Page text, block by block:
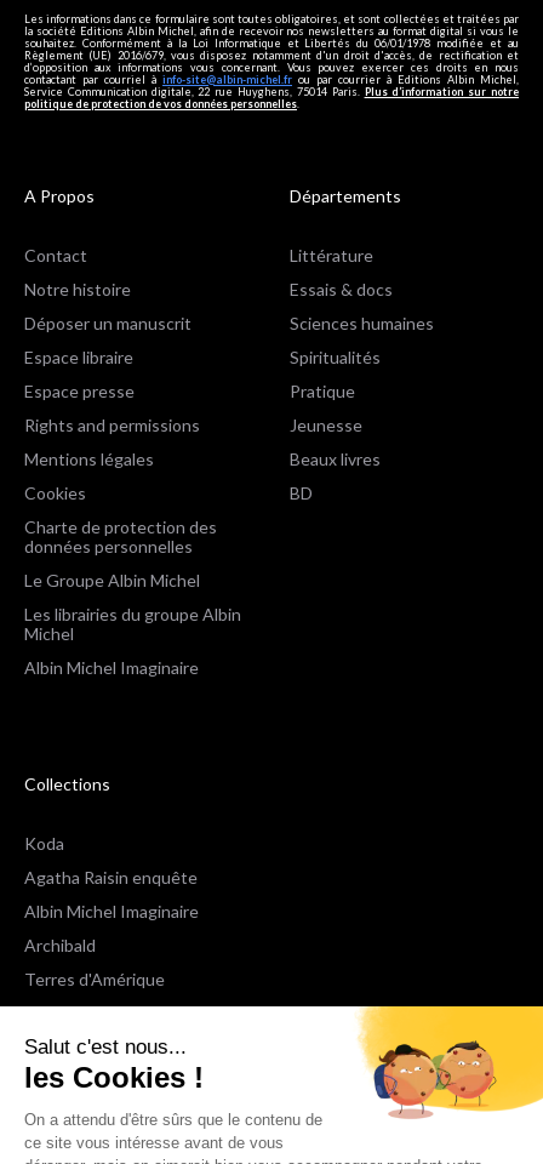
Salut c'est nous...
les Cookies !
On a attendu d'être sûrs que le contenu de
ce site vous intéresse avant de vous
Les informations dans ce formulaire sont toutes obligatoires, et sont collectées et traitées par
la société Editions Albin Michel, afin de recevoir nos newsletters au format digital si vous le
souhaitez. Conformément à la Loi Informatique et Libertés du 06/01/1978 modifiée et au
Règlement (UE) 2016/679, vous disposez notamment d'un droit d'accès, de rectification et
d’opposition aux informations vous concernant. Vous pouvez exercer ces droits en nous
contactant par courriel à info-site@albin-michel.fr ou par courrier à Editions Albin Michel,
Service Communication digitale, 22 rue Huyghens, 75014 Paris. Plus d’information sur notre
politique de protection de vos données personnelles
A Propos
Contact
Notre histoire
Déposer un manuscrit
Espace libraire
Espace presse
Rights and permissions
Mentions légales
Cookies
Charte de protection des
données personnelles
Le Groupe Albin Michel
Les librairies du groupe Albin
Michel
Albin Michel Imaginaire
Départements
Littérature
Essais & docs
Sciences humaines
Spiritualités
Pratique
Jeunesse
Beaux livres
BD
Collections
Koda
Agatha Raisin enquête
Albin Michel Imaginaire
Archibald
Terres d'Amérique
Espaces Libres Poche
NOX
Wiz
Voir toutes les collections